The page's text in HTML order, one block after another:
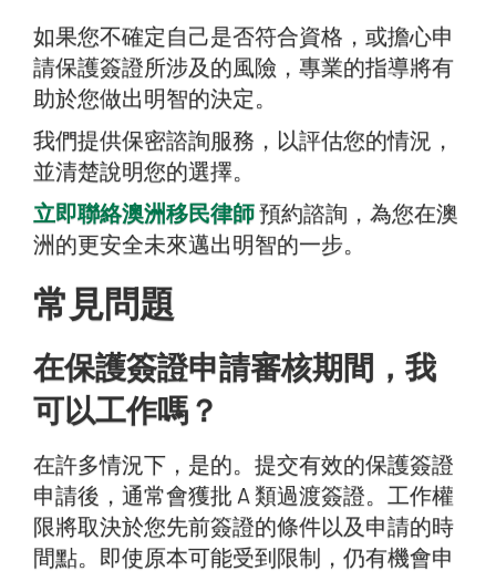
如果您不確定自己是否符合資格，或擔心申
請保護簽證所涉及的風險，專業的指導將有
助於您做出明智的決定。
我們提供保密諮詢服務，以評估您的情況，
並清楚說明您的選擇。
立即聯絡澳洲移民律師預約諮詢，為您在澳
洲的更安全未來邁出明智的一步。
常見問題
在保護簽證申請審核期間，我
可以工作嗎？
在許多情況下，是的。提交有效的保護簽證
申請後，通常會獲批 A 類過渡簽證。工作權
限將取決於您先前簽證的條件以及申請的時
間點。即使原本可能受到限制，仍有機會申